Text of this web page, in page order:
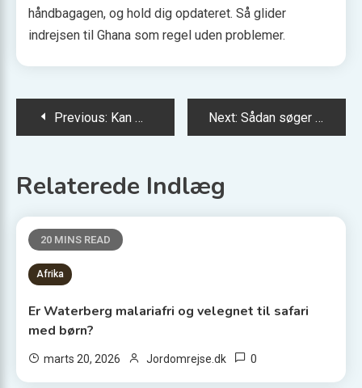
håndbagagen, og hold dig opdateret. Så glider
indrejsen til Ghana som regel uden problemer.
Indlægsnavigation
Previous: Kan man drikke vand fra hanen i Singapore? Next: Sådan søger du eTA til Canada som dansk statsborger
Relaterede Indlæg
20 MINS READ
Afrika
Er Waterberg malariafri og velegnet til safari
med børn?
marts 20, 2026 Jordomrejse.dk 0